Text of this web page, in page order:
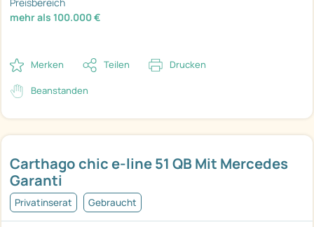
Carthago chic e-line 51 QB Mit Mercedes
Garanti
Privatinserat Gebraucht
mehr als 100.000 €
Merken Teilen Drucken
Beanstanden